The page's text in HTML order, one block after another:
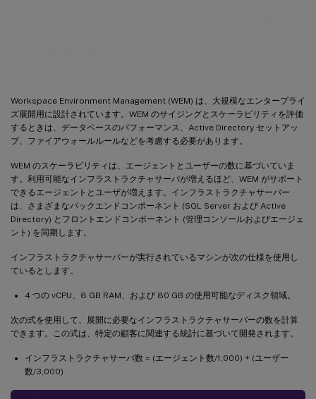
Workspace Environment Management (WEM) は、大規模なエンタープライ
ズ展開用に設計されています。WEM のサイジングとスケーラビリティを評価
するときは、データベースのパフォーマンス、Active Directory セットアッ
プ、ファイアウォールルールなどを考慮する必要があります。
WEM のスケーラビリティは、エージェントとユーザーの数に基づいていま
す。利用可能なインフラストラクチャサーバが増えるほど、WEM がサポート
できるエージェントとユーザが増えます。インフラストラクチャサーバー
は、さまざまなバックエンドコンポーネント (SQL Server および Active
Directory) とフロントエンドコンポーネント (管理コンソールおよびエージェ
ント) を同期します。
インフラストラクチャサーバーが実行されているマシンが次の仕様を使用し
ているとします。
4 つの vCPU、8 GB RAM、および 80 GB の使用可能なディスク領域。
次の式を使用して、展開に必要なインフラストラクチャサーバーの数を計算
できます。この式は、特定の顧客に関連する統計に基づいて開発されます。
インフラストラクチャサーバ数 = (エージェント数/1,000) + (ユーザー
数/3,000)